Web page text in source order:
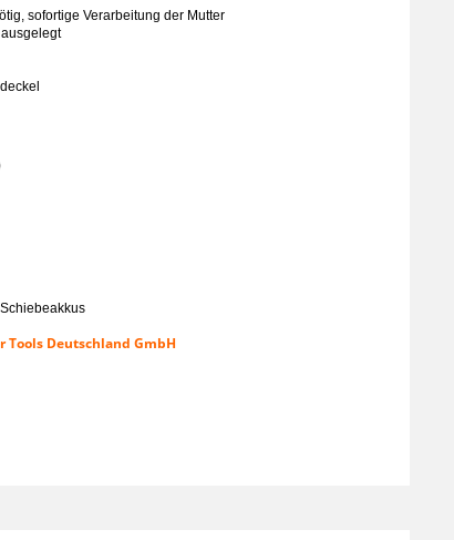
sofortige Verarbeitung der Mutter
Tools Deutschland GmbH